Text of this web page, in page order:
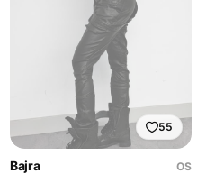
55
Bajra
OS